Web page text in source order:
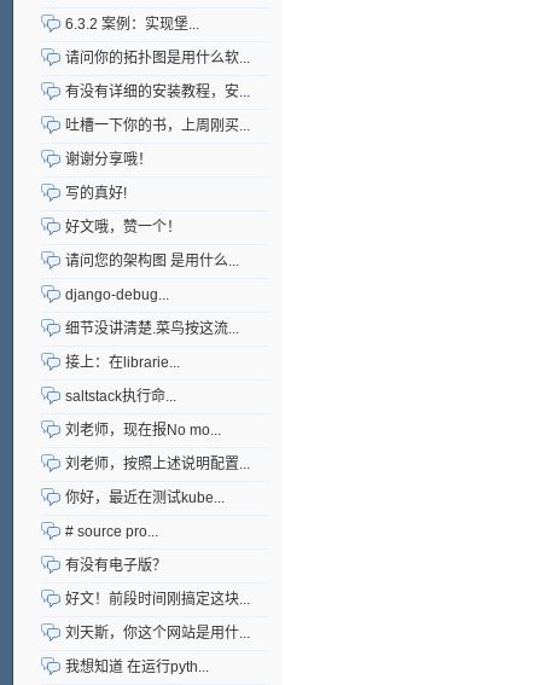
6.3.2 案例：实现堡...
请问你的拓扑图是用什么软...
有没有详细的安装教程，安...
吐槽一下你的书，上周刚买...
谢谢分享哦！
写的真好!
好文哦，赞一个！
请问您的架构图 是用什么...
django-debug...
细节没讲清楚.菜鸟按这流...
接上：在librarie...
saltstack执行命...
刘老师，现在报No mo...
刘老师，按照上述说明配置...
你好，最近在测试kube...
# source pro...
有没有电子版？
好文！前段时间刚搞定这块...
刘天斯，你这个网站是用什...
我想知道 在运行pyth...